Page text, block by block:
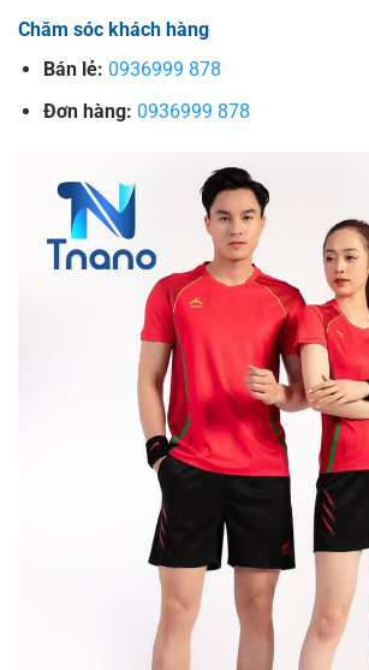
Chăm sóc khách hàng
Bán lẻ: 0936999 878
Đơn hàng: 0936999 878